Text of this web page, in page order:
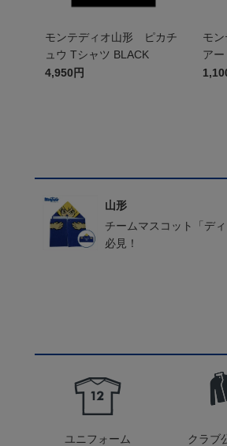
モンテディオ山形 ピカチ
ュウ Tシャツ BLACK
4,950円
モ
ア
山形
チームマスコット「デ
必見！
ユニフォーム クラブ